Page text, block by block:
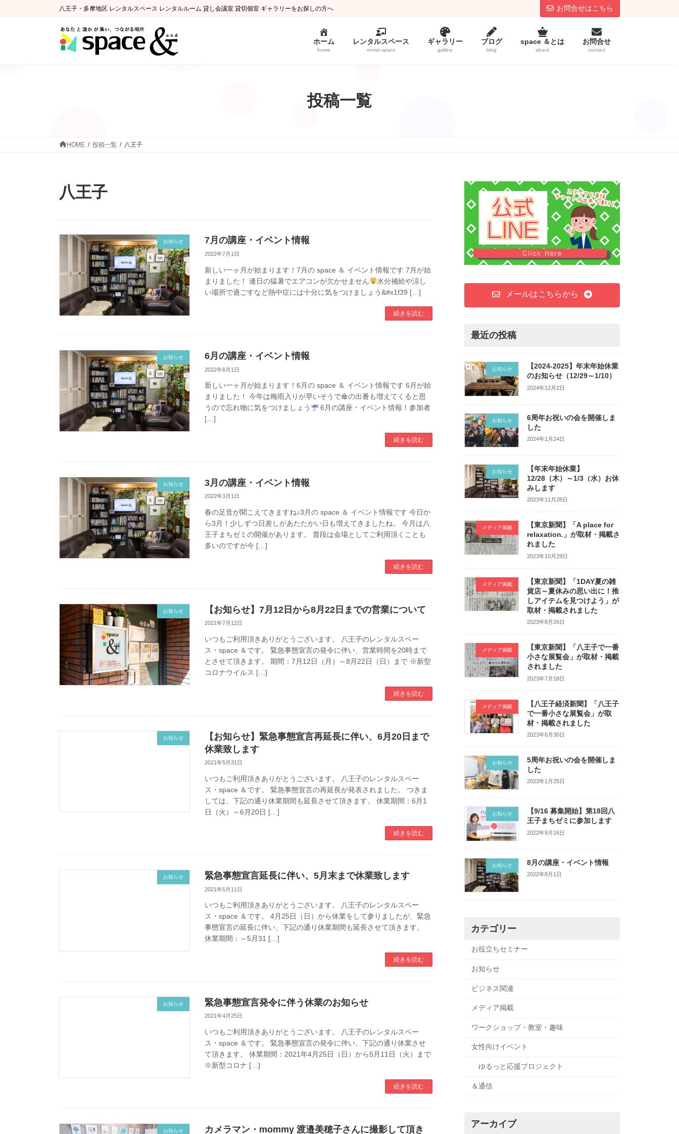
八王子・多摩地区 レンタルスペース レンタルルーム 貸し会議室 貸切個室 ギャラリーをお探しの方へ お問合せはこちら
ホーム
home
レンタルスペース
rental space
ギャラリー
gallery
ブログ
blog
space ＆とは
about
お問合せ
contact
投稿一覧
HOME 投稿一覧 八王子
八王子
お知らせ 7月の講座・イベント情報
2022年7月1日
新しい一ヶ月が始まります！7月の space ＆ イベント情報です 7月が始
まりました！ 連日の猛暑でエアコンが欠かせません
水分補給や涼し
い場所で過ごすなど熱中症には十分に気をつけましょう&#x1f39 […]
続きを読む
お知らせ 6月の講座・イベント情報
2022年6月1日
新しい一ヶ月が始まります！6月の space ＆ イベント情報です 6月が始
まりました！ 今年は梅雨入りが早いそうで傘の出番も増えてくると思
うので忘れ物に気をつけましょう
6月の講座・イベント情報！参加者
[…]
続きを読む
お知らせ 3月の講座・イベント情報
2022年3月1日
春の足音が聞こえてきますね♪3月の space ＆ イベント情報です 今日か
ら3月！少しずつ日差しがあたたかい日も増えてきましたね。 今月は八
王子まちゼミの開催があります。 普段は会場としてご利用頂くことも
多いのですが今 […]
続きを読む
お知らせ 【お知らせ】7月12日から8月22日までの営業について
2021年7月12日
いつもご利用頂きありがとうございます。 八王子のレンタルスペー
ス・space ＆です。 緊急事態宣言の発令に伴い、営業時間を20時まで
とさせて頂きます。 期間：7月12日（月）～8月22日（日）まで ※新型
コロナウイルス […]
続きを読む
お知らせ
【お知らせ】緊急事態宣言再延長に伴い、6月20日まで
休業致します
2021年5月31日
いつもご利用頂きありがとうございます。 八王子のレンタルスペー
ス・space ＆です。 緊急事態宣言の再延長が発表されました。 つきま
しては、下記の通り休業期間も延長させて頂きます。 休業期間：6月1
日（火）～6月20日 […]
続きを読む
お知らせ 緊急事態宣言延長に伴い、5月末まで休業致します
2021年5月11日
いつもご利用頂きありがとうございます。 八王子のレンタルスペー
ス・space ＆です。 4月25日（日）から休業をして参りましたが、緊急
事態宣言の延長に伴い、下記の通り休業期間も延長させて頂きます。
休業期間：～5月31 […]
続きを読む
お知らせ 緊急事態宣言発令に伴う休業のお知らせ
2021年4月25日
いつもご利用頂きありがとうございます。 八王子のレンタルスペー
ス・space ＆です。 緊急事態宣言の発令に伴い、下記の通り休業させ
て頂きます。 休業期間：2021年4月25日（日）から5月11日（火）まで
※新型コロナ […]
続きを読む
お知らせ
カメラマン・mommy 渡邉美穂子さんに撮影して頂き
メールはこちらから
最近の投稿
お知らせ
【2024-2025】年末年始休業
のお知らせ（12/29～1/10）
2024年12月2日
お知らせ
6周年お祝いの会を開催しま
した
2024年1月24日
お知らせ
【年末年始休業】
12/28（木）～1/3（水）お休
みします
2023年11月28日
メディア掲載
【東京新聞】「A place for
relaxation.」が取材・掲載さ
れました
2023年10月29日
メディア掲載
【東京新聞】「1DAY夏の雑
貨店～夏休みの思い出に！推
しアイテムを見つけよう」が
取材・掲載されました
2023年8月26日
メディア掲載
【東京新聞】「八王子で一番
小さな展覧会」が取材・掲載
されました
2023年7月18日
メディア掲載
【八王子経済新聞】「八王子
で一番小さな展覧会」が取
材・掲載されました
2023年6月30日
お知らせ
5周年お祝いの会を開催しま
した
2023年1月25日
お知らせ
【9/16 募集開始】第18回八
王子まちゼミに参加します
2022年9月16日
お知らせ 8月の講座・イベント情報
2022年8月1日
カテゴリー
お役立ちセミナー
お知らせ
ビジネス関連
メディア掲載
ワークショップ・教室・趣味
女性向けイベント
ゆるっと応援プロジェクト
＆通信
アーカイブ